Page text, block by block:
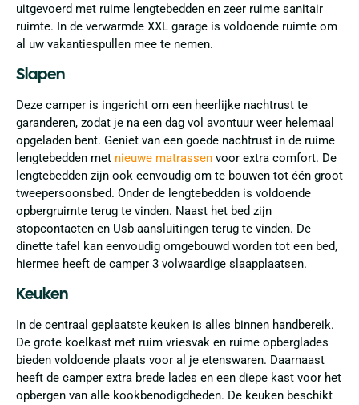
uitgevoerd met ruime lengtebedden en zeer ruime sanitair
ruimte. In de verwarmde XXL garage is voldoende ruimte om
al uw vakantiespullen mee te nemen.
Slapen
Deze camper is ingericht om een heerlijke nachtrust te
garanderen, zodat je na een dag vol avontuur weer helemaal
opgeladen bent. Geniet van een goede nachtrust in de ruime
lengtebedden met nieuwe matrassen voor extra comfort. De
lengtebedden zijn ook eenvoudig om te bouwen tot één groot
tweepersoonsbed. Onder de lengtebedden is voldoende
opbergruimte terug te vinden. Naast het bed zijn
stopcontacten en Usb aansluitingen terug te vinden. De
dinette tafel kan eenvoudig omgebouwd worden tot een bed,
hiermee heeft de camper 3 volwaardige slaapplaatsen.
Keuken
In de centraal geplaatste keuken is alles binnen handbereik.
De grote koelkast met ruim vriesvak en ruime opberglades
bieden voldoende plaats voor al je etenswaren. Daarnaast
heeft de camper extra brede lades en een diepe kast voor het
opbergen van alle kookbenodigdheden. De keuken beschikt